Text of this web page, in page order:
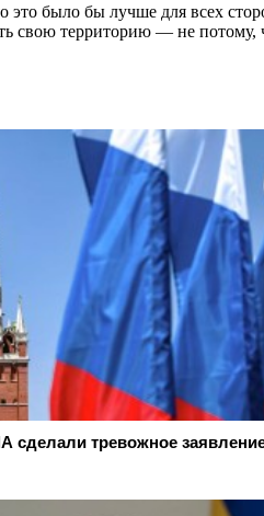
это было бы лучше для всех
свою территорию — не
тревожное